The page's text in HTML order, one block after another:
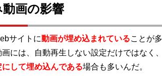
画の影響
サイトに動画が埋め込まれていることが
には、自動再生しない設定だけではなく、
にして埋め込んである場合も多いんだ。